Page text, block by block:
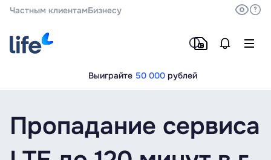
Частным клиентамБизнесу
Выиграйте 50 000 рублей
Пропадание сервиса